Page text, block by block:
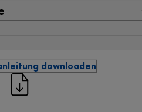
downloaden